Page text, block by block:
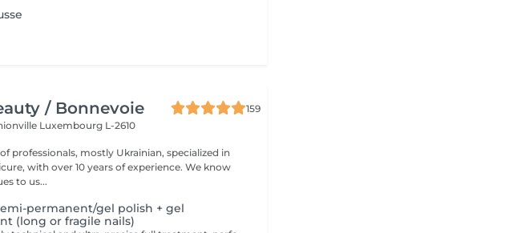
/ Bonnevoie
159
Luxembourg L-2610
professionals, mostly Ukrainian, specialized in
with over 10 years of experience. We know
to us...
permanent/gel polish + gel
(long or fragile nails)